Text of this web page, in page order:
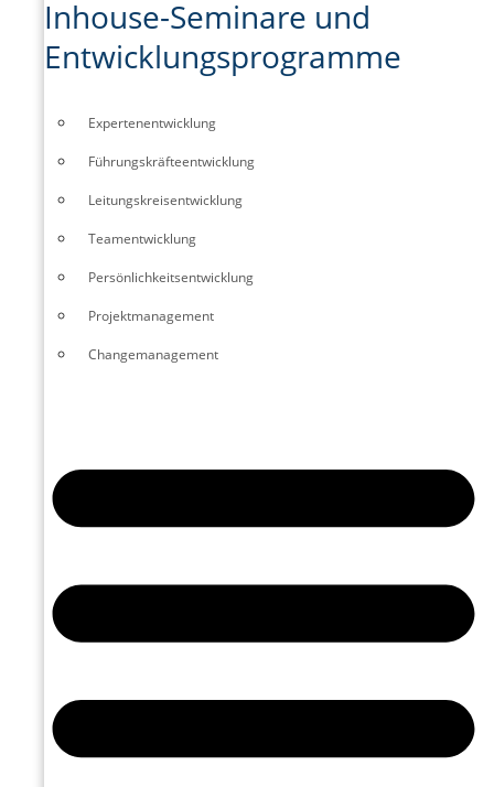
Inhouse-Seminare und
Entwicklungsprogramme
Experten­entwicklung
Führungskräfte­entwicklung
Leitungskreisentwicklung
Teamentwicklung
Persönlichkeitsentwicklung
Projektmanagement
Changemanagement